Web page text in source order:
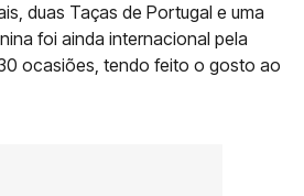
duas Taças de Portugal e uma
foi ainda internacional pela
ocasiões, tendo feito o gosto ao